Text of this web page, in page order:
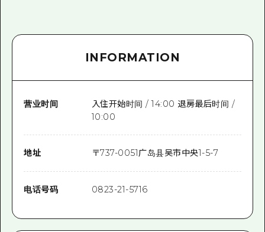
INFORMATION
营业时间
入住开始时间 / 14:00 退房最后时间 /
10:00
地址 〒737-0051广岛县吴市中央1-5-7
电话号码 0823-21-5716